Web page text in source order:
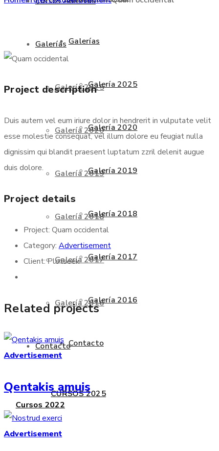
Galerías
Galería 2025
Galería 2020
Galería 2019
Galería 2018
Galería 2017
Galería 2016
Contacto
Cursos 2022
Galerías
Galería 2025
Galería 2020
Galería 2019
Galería 2018
Galería 2017
Galería 2016
Contacto
CURSOS 2025
Project description
Duis autem vel eum iriure dolor in hendrerit in vulputate velit
esse molestie consequat, vel illum dolore eu feugiat nulla
dignissim qui blandit praesent luptatum zzril delenit augue
duis dolore.
Project details
Project: Quam occidental
Category: Advertisement
Client:Plotseek
Related projects
Advertisement
Qentakis amuis
Advertisement